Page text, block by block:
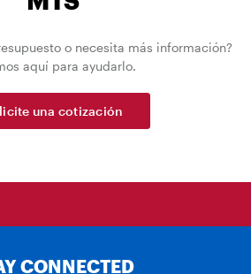
o necesita más información?
aquí para ayudarlo.
una cotización
CONNECTED